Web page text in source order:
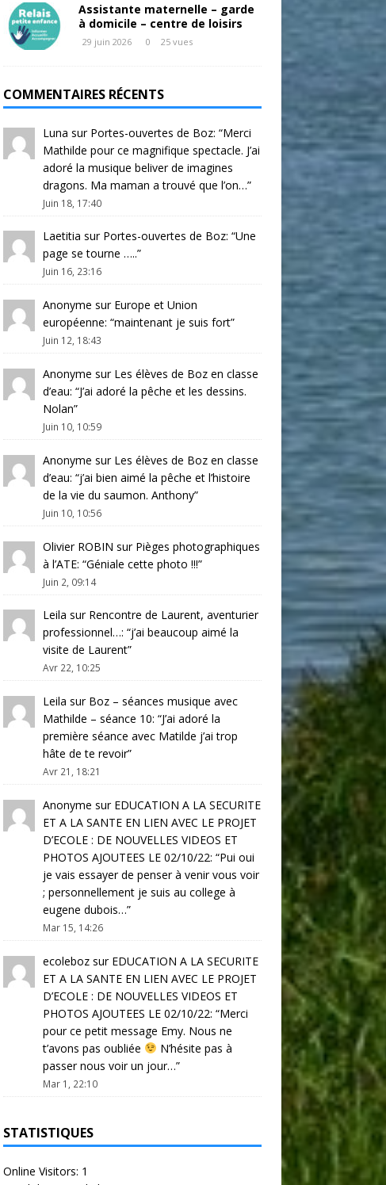
Assistante maternelle – garde
à domicile – centre de loisirs
29 juin 2026 0 25 vues
COMMENTAIRES RÉCENTS
Luna sur Portes-ouvertes de Boz: “Merci
Mathilde pour ce magnifique spectacle. J’ai
adoré la musique beliver de imagines
dragons. Ma maman a trouvé que l’on…”
Juin 18, 17:40
Laetitia sur Portes-ouvertes de Boz: “Une
page se tourne …..”
Juin 16, 23:16
Anonyme sur Europe et Union
européenne: “maintenant je suis fort”
Juin 12, 18:43
Anonyme sur Les élèves de Boz en classe
d’eau: “J’ai adoré la pêche et les dessins.
Nolan”
Juin 10, 10:59
Anonyme sur Les élèves de Boz en classe
d’eau: “j’ai bien aimé la pêche et l’histoire
de la vie du saumon. Anthony”
Juin 10, 10:56
Olivier ROBIN sur Pièges photographiques
à l’ATE: “Géniale cette photo !!!”
Juin 2, 09:14
Leila sur Rencontre de Laurent, aventurier
professionnel…: “j’ai beaucoup aimé la
visite de Laurent”
Avr 22, 10:25
Leila sur Boz – séances musique avec
Mathilde – séance 10: “J’ai adoré la
première séance avec Matilde j’ai trop
hâte de te revoir”
Avr 21, 18:21
Anonyme sur EDUCATION A LA SECURITE
ET A LA SANTE EN LIEN AVEC LE PROJET
D’ECOLE : DE NOUVELLES VIDEOS ET
PHOTOS AJOUTEES LE 02/10/22: “Pui oui
je vais essayer de penser à venir vous voir
; personnellement je suis au college à
eugene dubois…”
Mar 15, 14:26
ecolebozsur EDUCATION A LA SECURITE
ET A LA SANTE EN LIEN AVEC LE PROJET
D’ECOLE : DE NOUVELLES VIDEOS ET
PHOTOS AJOUTEES LE 02/10/22: “Merci
pour ce petit message Emy. Nous ne
t’avons pas oubliée
N’hésite pas à
passer nous voir un jour…”
Mar 1, 22:10
STATISTIQUES
Online Visitors: 1